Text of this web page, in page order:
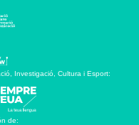
Investigació, Cultura i Esport:
de: